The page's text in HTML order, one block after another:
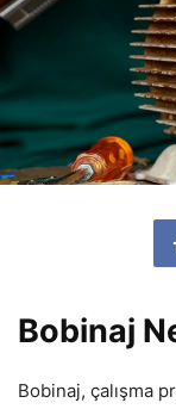
Bobinaj
Bobinaj, çalışma